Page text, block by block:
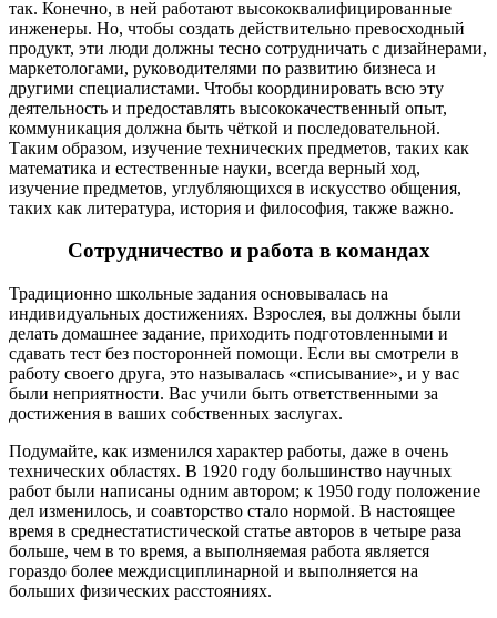
так. Конечно, в ней работают высококвалифицированные
инженеры. Но, чтобы создать действительно превосходный
продукт, эти люди должны тесно сотрудничать с дизайнерами,
маркетологами, руководителями по развитию бизнеса и
другими специалистами. Чтобы координировать всю эту
деятельность и предоставлять высококачественный опыт,
коммуникация должна быть чёткой и последовательной.
Таким образом, изучение технических предметов, таких как
математика и естественные науки, всегда верный ход,
изучение предметов, углубляющихся в искусство общения,
таких как литература, история и философия, также важно.
Сотрудничество и работа в командах
Традиционно школьные задания основывалась на
индивидуальных достижениях. Взрослея, вы должны были
делать домашнее задание, приходить подготовленными и
сдавать тест без посторонней помощи. Если вы смотрели в
работу своего друга, это называлась «списывание», и у вас
были неприятности. Вас учили быть ответственными за
достижения в ваших собственных заслугах.
Подумайте, как изменился характер работы, даже в очень
технических областях. В 1920 году большинство научных
работ были написаны одним автором; к 1950 году положение
дел изменилось, и соавторство стало нормой. В настоящее
время в среднестатистической статье авторов в четыре раза
больше, чем в то время, а выполняемая работа является
гораздо более междисциплинарной и выполняется на
больших физических расстояниях.